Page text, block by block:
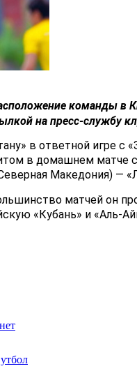
команды в
на пресс-службу
в ответной игре с
в домашнем матче
Македония) —
матчей он
«Кубань» и «Аль-